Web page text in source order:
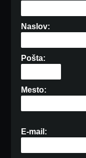
Naslov:
Pošta:
Mesto:
E-mail: